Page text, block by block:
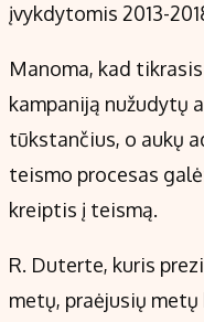
įvykdytomis 2013-
Manoma, kad
kampaniją nužudytų
tūkstančius, o aukų
teismo procesas
kreiptis į teismą.
R. Duterte, kuris
metų, praėjusių